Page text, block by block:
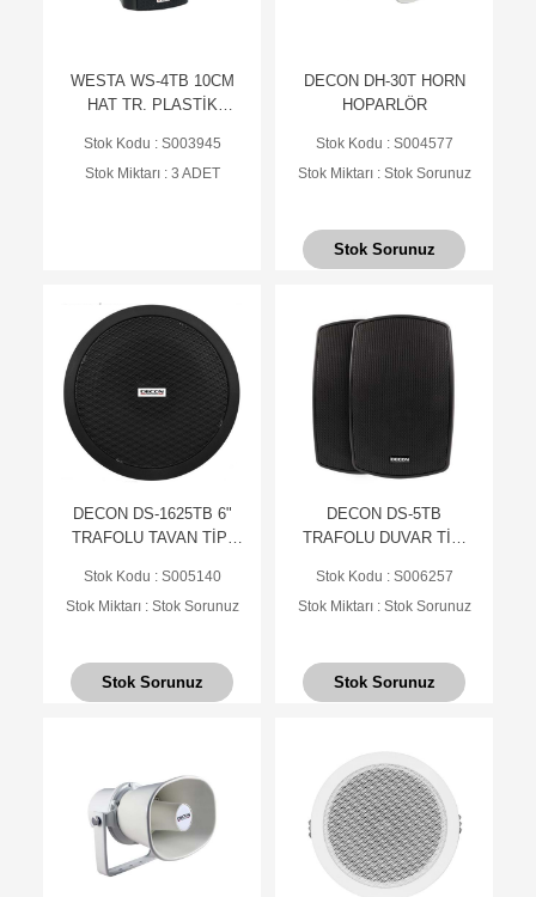
WESTA WS-4TB 10CM
HAT TR. PLASTİK
SİYAH
Stok Kodu : S003945
Stok Miktarı : 3 ADET
DECON DH-30T HORN
HOPARLÖR
Stok Kodu : S004577
Stok Miktarı : Stok Sorunuz
Stok Sorunuz
DECON DS-1625TB 6"
TRAFOLU TAVAN TİPİ
Stok Kodu : S005140
Stok Miktarı : Stok Sorunuz
Stok Sorunuz
DECON DS-5TB
TRAFOLU DUVAR TİPİ
Stok Kodu : S006257
Stok Miktarı : Stok Sorunuz
Stok Sorunuz